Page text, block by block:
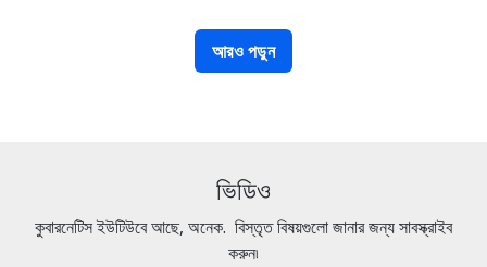
আরও পড়ুন
ভিডিও
কুবারনেটিস ইউটিউবে আছে, অনেক. বিস্তৃত বিষয়গুলো জানার জন্য সাবস্ক্রাইব
করুন৷